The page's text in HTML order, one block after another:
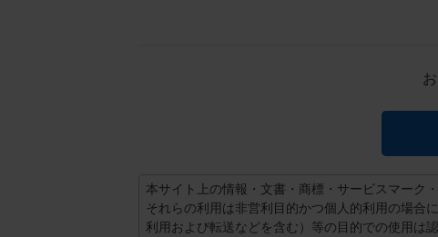
本サイト上の情報・文書・商標・サービスマーク
それらの利用は非営利目的かつ個人的利用の場合
利用および転送などを含む）等の目的での使用は